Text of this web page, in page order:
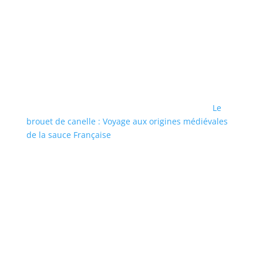
Le
brouet de canelle : Voyage aux origines médiévales
de la sauce Française